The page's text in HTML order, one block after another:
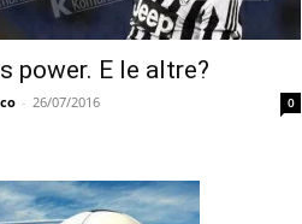
power. E le altre?
- 26/07/2016 0